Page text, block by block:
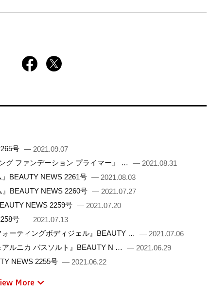
号 — 2021.09.07
グ ファンデーション プライマー』 …
— 2021.08.31
BEAUTY NEWS 2261号 — 2021.08.03
』BEAUTY NEWS 2260号 — 2021.07.27
NEWS 2259号 — 2021.07.20
号 — 2021.07.13
ォーティングボディジェル』BEAUTY …
— 2021.07.06
アルニカ バスソルト』BEAUTY N …
— 2021.06.29
NEWS 2255号 — 2021.06.22
More